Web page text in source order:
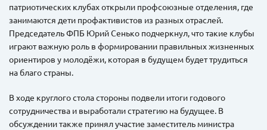
патриотических клубах открыли профсоюзные отделения, где
занимаются дети профактивистов из разных отраслей.
Председатель ФПБ Юрий Сенько подчеркнул, что такие клубы
играют важную роль в формировании правильных жизненных
ориентиров у молодёжи, которая в будущем будет трудиться
на благо страны.
В ходе круглого стола стороны подвели итоги годового
сотрудничества и выработали стратегию на будущее. В
обсуждении также принял участие заместитель министра